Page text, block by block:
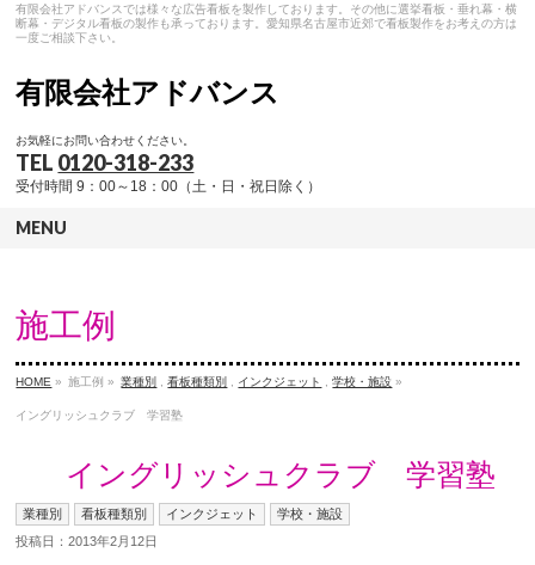
有限会社アドバンスでは様々な広告看板を製作しております。その他に選挙看板・垂れ幕・横
断幕・デジタル看板の製作も承っております。愛知県名古屋市近郊で看板製作をお考えの方は
一度ご相談下さい。
有限会社アドバンス
お気軽にお問い合わせください。
TEL 0120-318-233
受付時間 9：00～18：00（土・日・祝日除く）
MENU
施工例
HOME » 施工例 » 業種別 ,看板種類別 インクジェット ,学校・施設 »
イングリッシュクラブ 学習塾
イングリッシュクラブ 学習塾
業種別 看板種類別 インクジェット
学校・施設
投稿日：2013年2月12日